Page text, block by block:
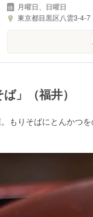
月曜日、日曜日
東京都目黒区八雲3-4-7
」（福井）
もりそばにとんかつ